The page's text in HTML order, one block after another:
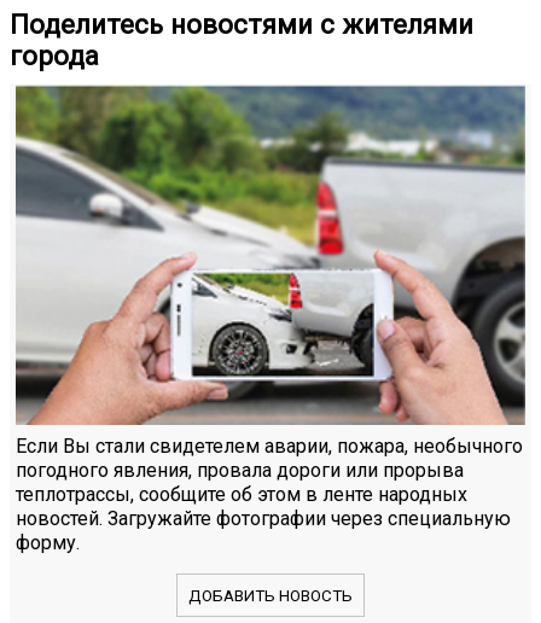
Поделитесь новостями с жителями
города
Если Вы стали свидетелем аварии, пожара, необычного
погодного явления, провала дороги или прорыва
теплотрассы, сообщите об этом в ленте народных
новостей. Загружайте фотографии через специальную
форму.
ДОБАВИТЬ НОВОСТЬ